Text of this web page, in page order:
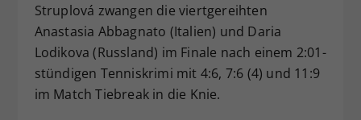
Struplová zwangen die viertgereihten
Anastasia Abbagnato (Italien) und Daria
Lodikova (Russland) im Finale nach einem 2:01-
stündigen Tenniskrimi mit 4:6, 7:6 (4) und 11:9
im Match Tiebreak in die Knie.